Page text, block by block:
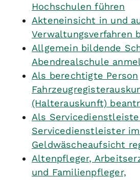
Hochschulen führen
Akteneinsicht in und
Verwaltungsverfahren
Allgemein bildende
Abendrealschule
Als berechtigte Person
(Halterauskunft)
Als
Servicedienstleister
Geldwäscheaufsicht
Altenpfleger,
und Familienpfleger,